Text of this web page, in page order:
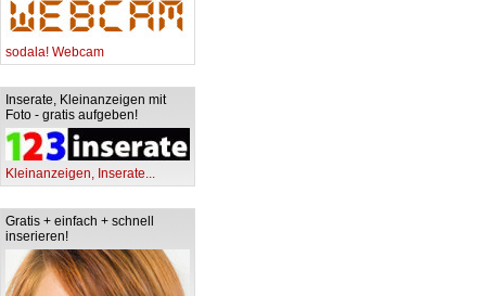
sodala! Webcam
Inserate, Kleinanzeigen mit
Foto - gratis aufgeben!
Kleinanzeigen, Inserate...
Gratis + einfach + schnell
inserieren!